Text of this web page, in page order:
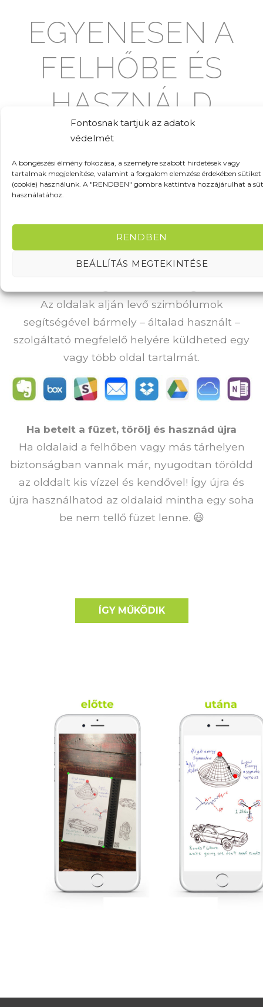
Fontosnak tartjuk az adatok
védelmét
A böngészési élmény fokozása, a személyre szabott hirdetések vagy
tartalmak megjelenítése, valamint a forgalom elemzése érdekében sütiket
(cookie) használunk. A "RENDBEN" gombra kattintva hozzájárulhat a
használatához.
RENDBEN
BEÁLLÍTÁS MEGTEKINTÉSE
EGYENESEN A
FELHŐBE ÉS
HASZNÁLD
ÚJRA
Képfeldolgozás
A Rocketbook applikáció gyorsan és pontosan
pontosan körbevágva és tökéletes élességgel
dolgozza fel az oldal tartalmát.
Az oldalak alján levő szimbólumok
segítségével bármely – általad használt –
szolgáltató megfelelő helyére küldheted egy
vagy több oldal tartalmát.
Ha betelt a füzet, törölj és hasznád újra
Ha oldalaid a felhőben vagy más tárhelyen
biztonságban vannak már, nyugodtan töröldd
az olddalt kis vízzel és kendővel! Így újra és
újra használhatod az oldalaid mintha egy soha
be nem tellő füzet lenne. 😃
ÍGY MŰKÖDIK